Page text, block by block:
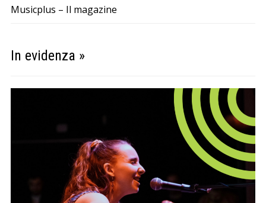
Musicplus – Il magazine
In evidenza »